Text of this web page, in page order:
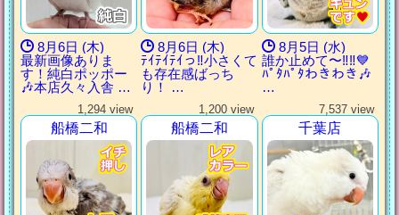
8月6日 (木)
最新画像ありま
す！純白ポッポー
🎶本店久々入舎 …
8月6日 (木)
ﾃｲﾃｲﾃｲっ‼︎小さくて
も存在感ばっち
り！ …
8月5日 (水)
誰か止めて〜‼︎‼︎💙
ﾊﾟﾀﾊﾟﾀわきわき🎶
…
1,294 view
船橋二和
1,200 view
船橋二和
7,537 view
千葉店